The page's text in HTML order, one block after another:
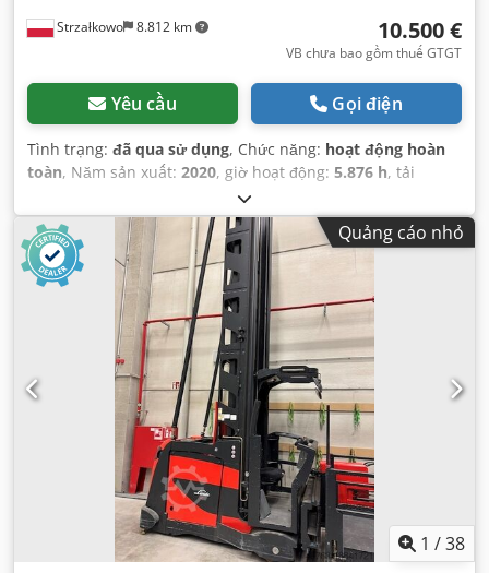
Strzałkowo 8.812 km 10.500 €
VB chưa bao gồm thuế GTGT
Yêu cầu Gọi điện
Tình trạng: đã qua sử dụng, Chức năng: hoạt động hoàn
toàn, Năm sản xuất: 2020, giờ hoạt động: 5.876 h, tải
, chiều cao nâng:
điện, loại cột:Simplex, loại truyền động:Elektro,
Quảng cáo nhỏ
1 /38